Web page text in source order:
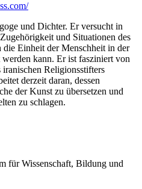
und Dichter. Er versucht in
und Situationen des
Einheit der Menschheit in der
kann. Er ist fasziniert von
Religionsstifters
derzeit daran, dessen
der Kunst zu übersetzen und
zu schlagen.
für Wissenschaft, Bildung und